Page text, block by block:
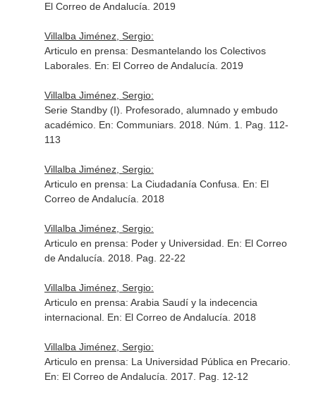
El Correo de Andalucía . 2019
Villalba Jiménez, Sergio:
Articulo en prensa: Desmantelando los Colectivos
Laborales. En: El Correo de Andalucía . 2019
Villalba Jiménez, Sergio:
Serie Standby (I). Profesorado, alumnado y embudo
académico. En: Communiars. 2018. Núm. 1. Pag. 112-
113
Villalba Jiménez, Sergio:
Articulo en prensa: La Ciudadanía Confusa. En: El
Correo de Andalucía . 2018
Villalba Jiménez, Sergio:
Articulo en prensa: Poder y Universidad. En: El Correo
de Andalucía . 2018. Pag. 22-22
Villalba Jiménez, Sergio:
Articulo en prensa: Arabia Saudí y la indecencia
internacional. En: El Correo de Andalucía . 2018
Villalba Jiménez, Sergio:
Articulo en prensa: La Universidad Pública en Precario.
En: El Correo de Andalucía . 2017. Pag. 12-12